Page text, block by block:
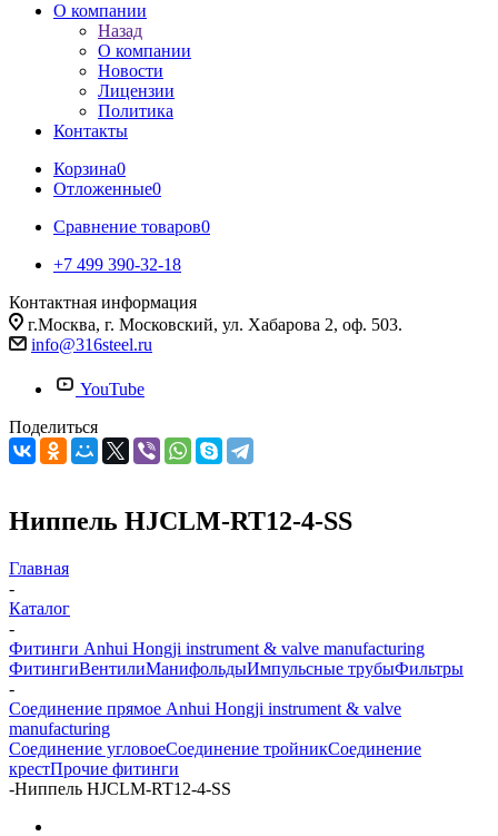
О компании
Назад
О компании
Новости
Лицензии
Политика
Контакты
Корзина0
Отложенные0
Сравнение товаров0
+7 499 390-32-18
Контактная информация
г.Москва, г. Московский, ул. Хабарова 2, оф. 503.
info@316steel.ru
YouTube
Поделиться
Ниппель HJCLM-RT12-4-SS
Главная
-
Каталог
-
Фитинги Anhui Hongji instrument & valve manufacturing
ФитингиВентилиМанифольдыИмпульсные трубыФильтры
-
Соединение прямое Anhui Hongji instrument & valve
manufacturing
Соединение угловоеСоединение тройникСоединение
крестПрочие фитинги
-Ниппель HJCLM-RT12-4-SS